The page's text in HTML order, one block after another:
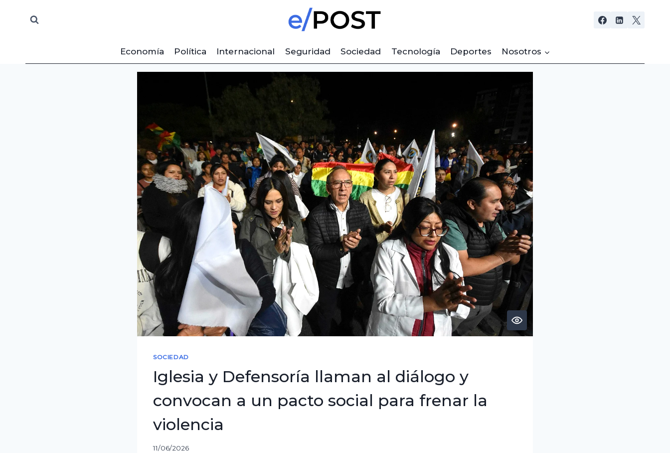
Economía
Política Internacional Seguridad Sociedad Tecnología Deportes Nosotros
SOCIEDAD
Iglesia y Defensoría llaman al diálogo y
convocan a un pacto social para frenar la
violencia
11/06/2026